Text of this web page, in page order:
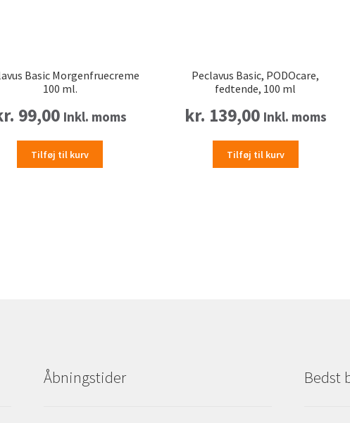
Basic Morgenfruecreme
100 ml.
99,00 Inkl. moms
Tilføj til kurv
Peclavus Basic, PODOcare,
fedtende, 100 ml
kr. 139,00 Inkl. moms
Tilføj til kurv
Åbningstider Bedst